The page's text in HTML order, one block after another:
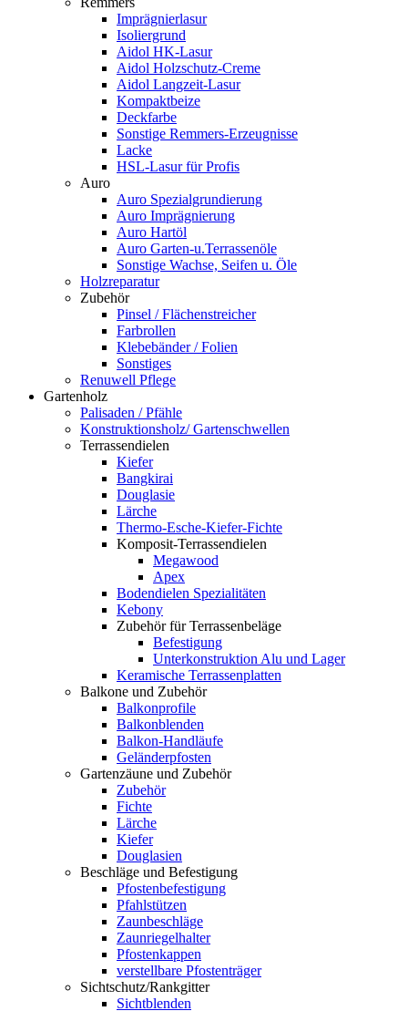
Imprägnierlasur
Isoliergrund
Aidol HK-Lasur
Aidol Holzschutz-Creme
Aidol Langzeit-Lasur
Kompaktbeize
Deckfarbe
Sonstige Remmers-Erzeugnisse
Lacke
HSL-Lasur für Profis
Auro
Auro Spezialgrundierung
Auro Imprägnierung
Auro Hartöl
Auro Garten-u.Terrassenöle
Sonstige Wachse, Seifen u. Öle
Holzreparatur
Zubehör
Pinsel / Flächenstreicher
Farbrollen
Klebebänder / Folien
Sonstiges
Renuwell Pflege
Gartenholz
Palisaden / Pfähle
Konstruktionsholz/ Gartenschwellen
Terrassendielen
Kiefer
Bangkirai
Douglasie
Lärche
Thermo-Esche-Kiefer-Fichte
Komposit-Terrassendielen
Megawood
Apex
Bodendielen Spezialitäten
Kebony
Zubehör für Terrassenbeläge
Befestigung
Unterkonstruktion Alu und Lager
Keramische Terrassenplatten
Balkone und Zubehör
Balkonprofile
Balkonblenden
Balkon-Handläufe
Geländerpfosten
Gartenzäune und Zubehör
Zubehör
Fichte
Lärche
Kiefer
Douglasien
Beschläge und Befestigung
Pfostenbefestigung
Pfahlstützen
Zaunbeschläge
Zaunriegelhalter
Pfostenkappen
verstellbare Pfostenträger
Sichtschutz/Rankgitter
Sichtblenden